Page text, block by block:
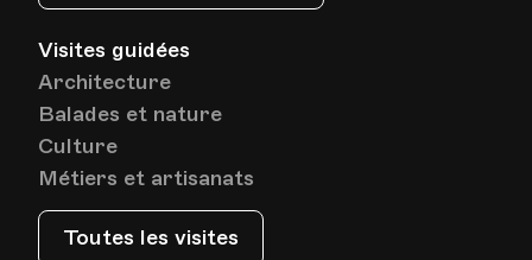
Date19.01.2023
Lieu1005, Lausanne
Av. de Cour 33
Visites guidées
Architecture
Balades et nature
Culture
Métiers et artisanats
Toutes les visites